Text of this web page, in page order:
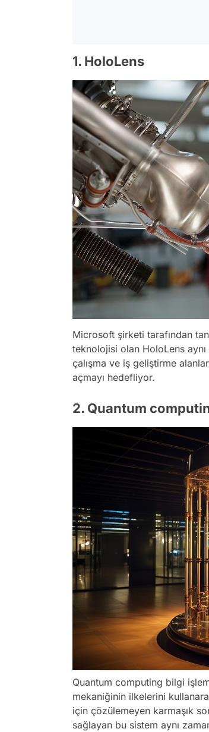
1. HoloLens
Microsoft şirketi tarafından
teknolojisi olan HoloLens
çalışma ve iş geliştirme
açmayı hedefliyor.
2. Quantum
Quantum computing bilgi
mekaniğinin ilkelerini
için çözülemeyen karmaşık
sağlayan bu sistem aynı